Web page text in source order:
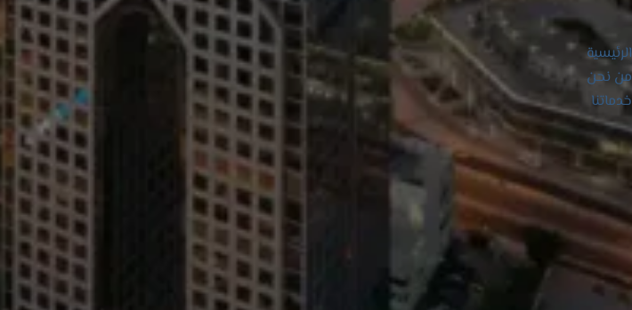
الرئيسية
من نحن
خدماتنا